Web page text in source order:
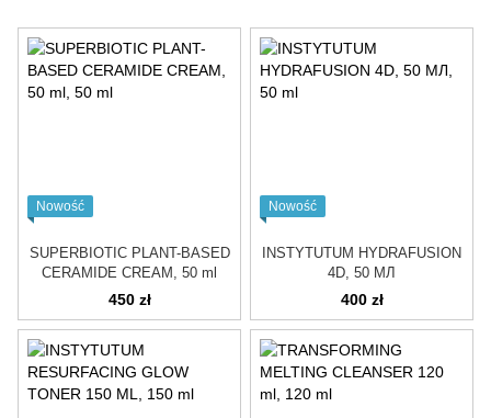
Nowość
SUPERBIOTIC PLANT-BASED
CERAMIDE CREAM, 50 ml
450 zł
Nowość
INSTYTUTUM HYDRAFUSION
4D, 50 МЛ
400 zł